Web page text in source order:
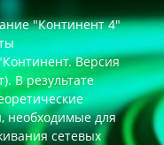
"Континент 4"
Версия
В результате
необходимые для
сетевых